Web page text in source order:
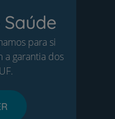
para si
a garantia dos